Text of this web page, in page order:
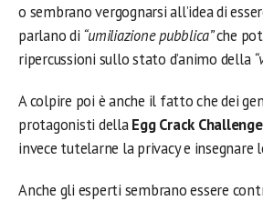
o sembrano vergognarsi all’idea di
parlano di “umiliazione pubblica”che
ripercussioni sullo stato d’animo della
A colpire poi è anche il fatto che dei
protagonisti dellaEgg Crack
invece tutelarne la privacy e insegnare
Anche gli esperti sembrano essere